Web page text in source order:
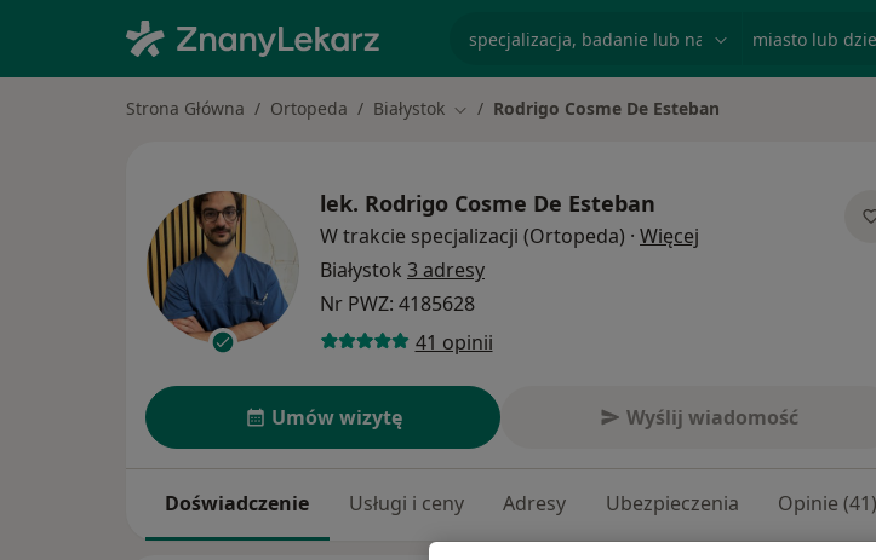
Strona Główna Ortopeda Białystok Zmień miasto
Rodrigo Cosme De Esteban
lek. Rodrigo Cosme De Esteban
W trakcie specjalizacji (Ortopeda) · Więcej
Białystok 3 adresy
Nr PWZ: 4185628
41 opinii
Umów wizytę Wyślij wiadomość
Doświadczenie Usługi i ceny Adresy Ubezpieczenia Opinie (41)